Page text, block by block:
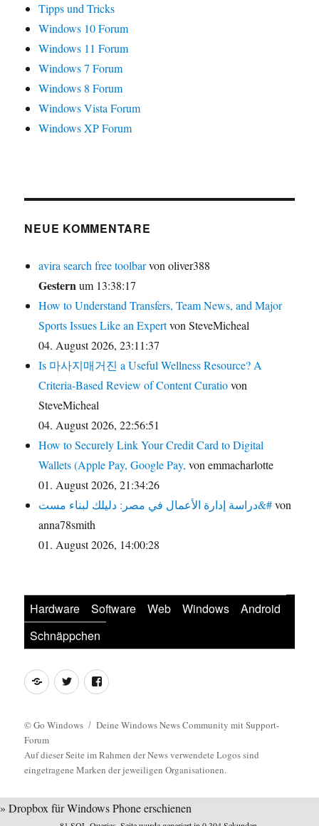
Tipps und Tricks
Windows 10 Forum
Windows 11 Forum
Windows 7 Forum
Windows 8 Forum
Windows Vista Forum
Windows XP Forum
NEUE KOMMENTARE
avira search free toolbarvon oliver388
Gesternum 13:38:17
How to Understand Transfers, Team News, and Major
Sports Issues Like an Expertvon SteveMicheal
04. August 2026, 23:11:37
Is 마사지매거진 a Useful Wellness Resource? A
Criteria-Based Review of Content Curatiovon
SteveMicheal
04. August 2026, 22:56:51
How to Securely Link Your Credit Card to Digital
Wallets (Apple Pay, Google Pay, von emmacharlotte
01. August 2026, 21:34:26
دراسة إدارة الأعمال في مصر: دليلك لبناء مست&#von
anna78smith
01. August 2026, 14:00:28
Hardware Software Web Windows
Android
Schnäppchen
Feed TwitterFacebook
©Go Windows
Deine Windows News Community mit Support-
Forum
Auf dieser Seite im Rahmen der News verwendete Logos sind
eingetragene Marken der jeweiligen Organisationen.
» Dropbox für Windows Phone erschienen